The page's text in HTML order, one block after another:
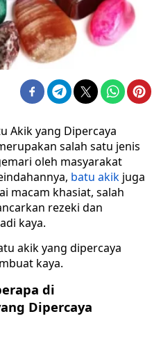
Akik yang Dipercaya
salah satu jenis
oleh masyarakat
batu akik juga
macam khasiat, salah
rezeki dan
kaya.
akik yang dipercaya
kaya.
di
Dipercaya